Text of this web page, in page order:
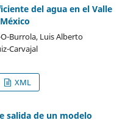
del agua en el Valle
Burrola, Luis Alberto
Carvajal
XML
salida de un modelo